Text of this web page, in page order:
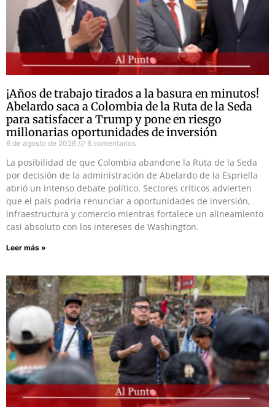
¡Años de trabajo tirados a la basura en minutos!
Abelardo saca a Colombia de la Ruta de la Seda
para satisfacer a Trump y pone en riesgo
millonarias oportunidades de inversión
6 de agosto de 2026 6 comentarios
La posibilidad de que Colombia abandone la Ruta de la Seda
por decisión de la administración de Abelardo de la Espriella
abrió un intenso debate político. Sectores críticos advierten
que el país podría renunciar a oportunidades de inversión,
infraestructura y comercio mientras fortalece un alineamiento
casi absoluto con los intereses de Washington.
Leer más »